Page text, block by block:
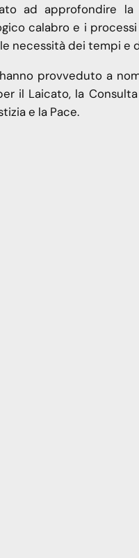
ad approfondire
calabro e i
necessità dei tempi e
provveduto a
il Laicato, la
e la Pace.